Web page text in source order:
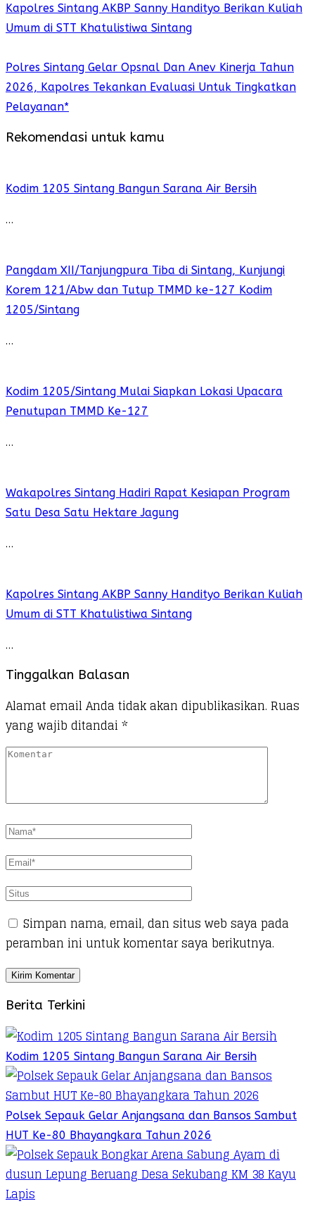
Kapolres Sintang AKBP Sanny Handityo Berikan Kuliah
Umum di STT Khatulistiwa Sintang
Polres Sintang Gelar Opsnal Dan Anev Kinerja Tahun
2026, Kapolres Tekankan Evaluasi Untuk Tingkatkan
Pelayanan*
Rekomendasi untuk kamu
Kodim 1205 Sintang Bangun Sarana Air Bersih
…
Pangdam XII/Tanjungpura Tiba di Sintang, Kunjungi
Korem 121/Abw dan Tutup TMMD ke-127 Kodim
1205/Sintang
…
Kodim 1205/Sintang Mulai Siapkan Lokasi Upacara
Penutupan TMMD Ke-127
…
Wakapolres Sintang Hadiri Rapat Kesiapan Program
Satu Desa Satu Hektare Jagung
…
Kapolres Sintang AKBP Sanny Handityo Berikan Kuliah
Umum di STT Khatulistiwa Sintang
…
Tinggalkan Balasan
Alamat email Anda tidak akan dipublikasikan. Ruas
yang wajib ditandai *
Simpan nama, email, dan situs web saya pada
peramban ini untuk komentar saya berikutnya.
Berita Terkini
Kodim 1205 Sintang Bangun Sarana Air Bersih
Polsek Sepauk Gelar Anjangsana dan Bansos Sambut
HUT Ke-80 Bhayangkara Tahun 2026